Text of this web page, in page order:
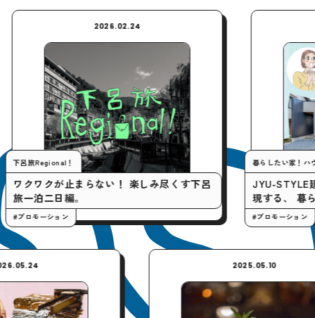
2026.02.24
！
が止まらない！ 楽しみ尽くす下呂
日編。
ション
暮らしたい家！ハウスツアー
JYU-STYLE建築設計
現する、 暮らしやす
#プロモーション
2026.05.24 2025.05.10